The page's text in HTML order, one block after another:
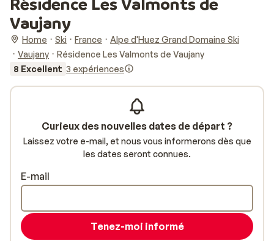
Vaujany
Home Ski France
Alpe d'Huez Grand Domaine Ski
Vaujany
Résidence Les Valmonts de Vaujany
8 Excellent 3 expériences
Curieux des nouvelles dates de départ ?
Laissez votre e-mail, et nous vous informerons dès que
les dates seront connues.
E-mail
Tenez-moi informé